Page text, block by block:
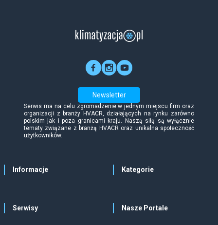
Newsletter
Serwis ma na celu zgromadzenie w jednym miejscu firm oraz
organizacji z branży HVACR, działających na rynku zarówno
polskim jak i poza granicami kraju. Naszą siłą są wyłącznie
tematy związane z branżą HVACR oraz unikalna społeczność
użytkowników.
Informacje Kategorie
Serwisy Nasze Portale